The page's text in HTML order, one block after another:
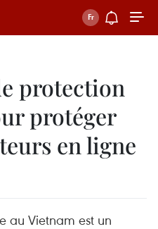
protection
protéger
en ligne
au Vietnam est un